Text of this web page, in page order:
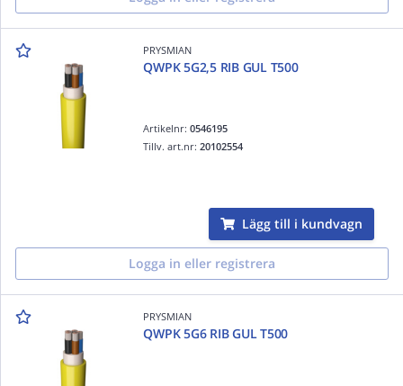
PRYSMIAN
QWPK 5G2,5 RIB GUL T500
Artikelnr:0546195
Tillv. art.nr:20102554
Lägg till i kundvagn
Logga in eller registrera
PRYSMIAN
QWPK 5G6 RIB GUL T500